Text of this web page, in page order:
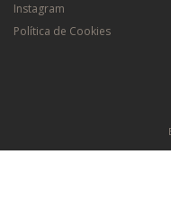
Instagram
Política de Cookies